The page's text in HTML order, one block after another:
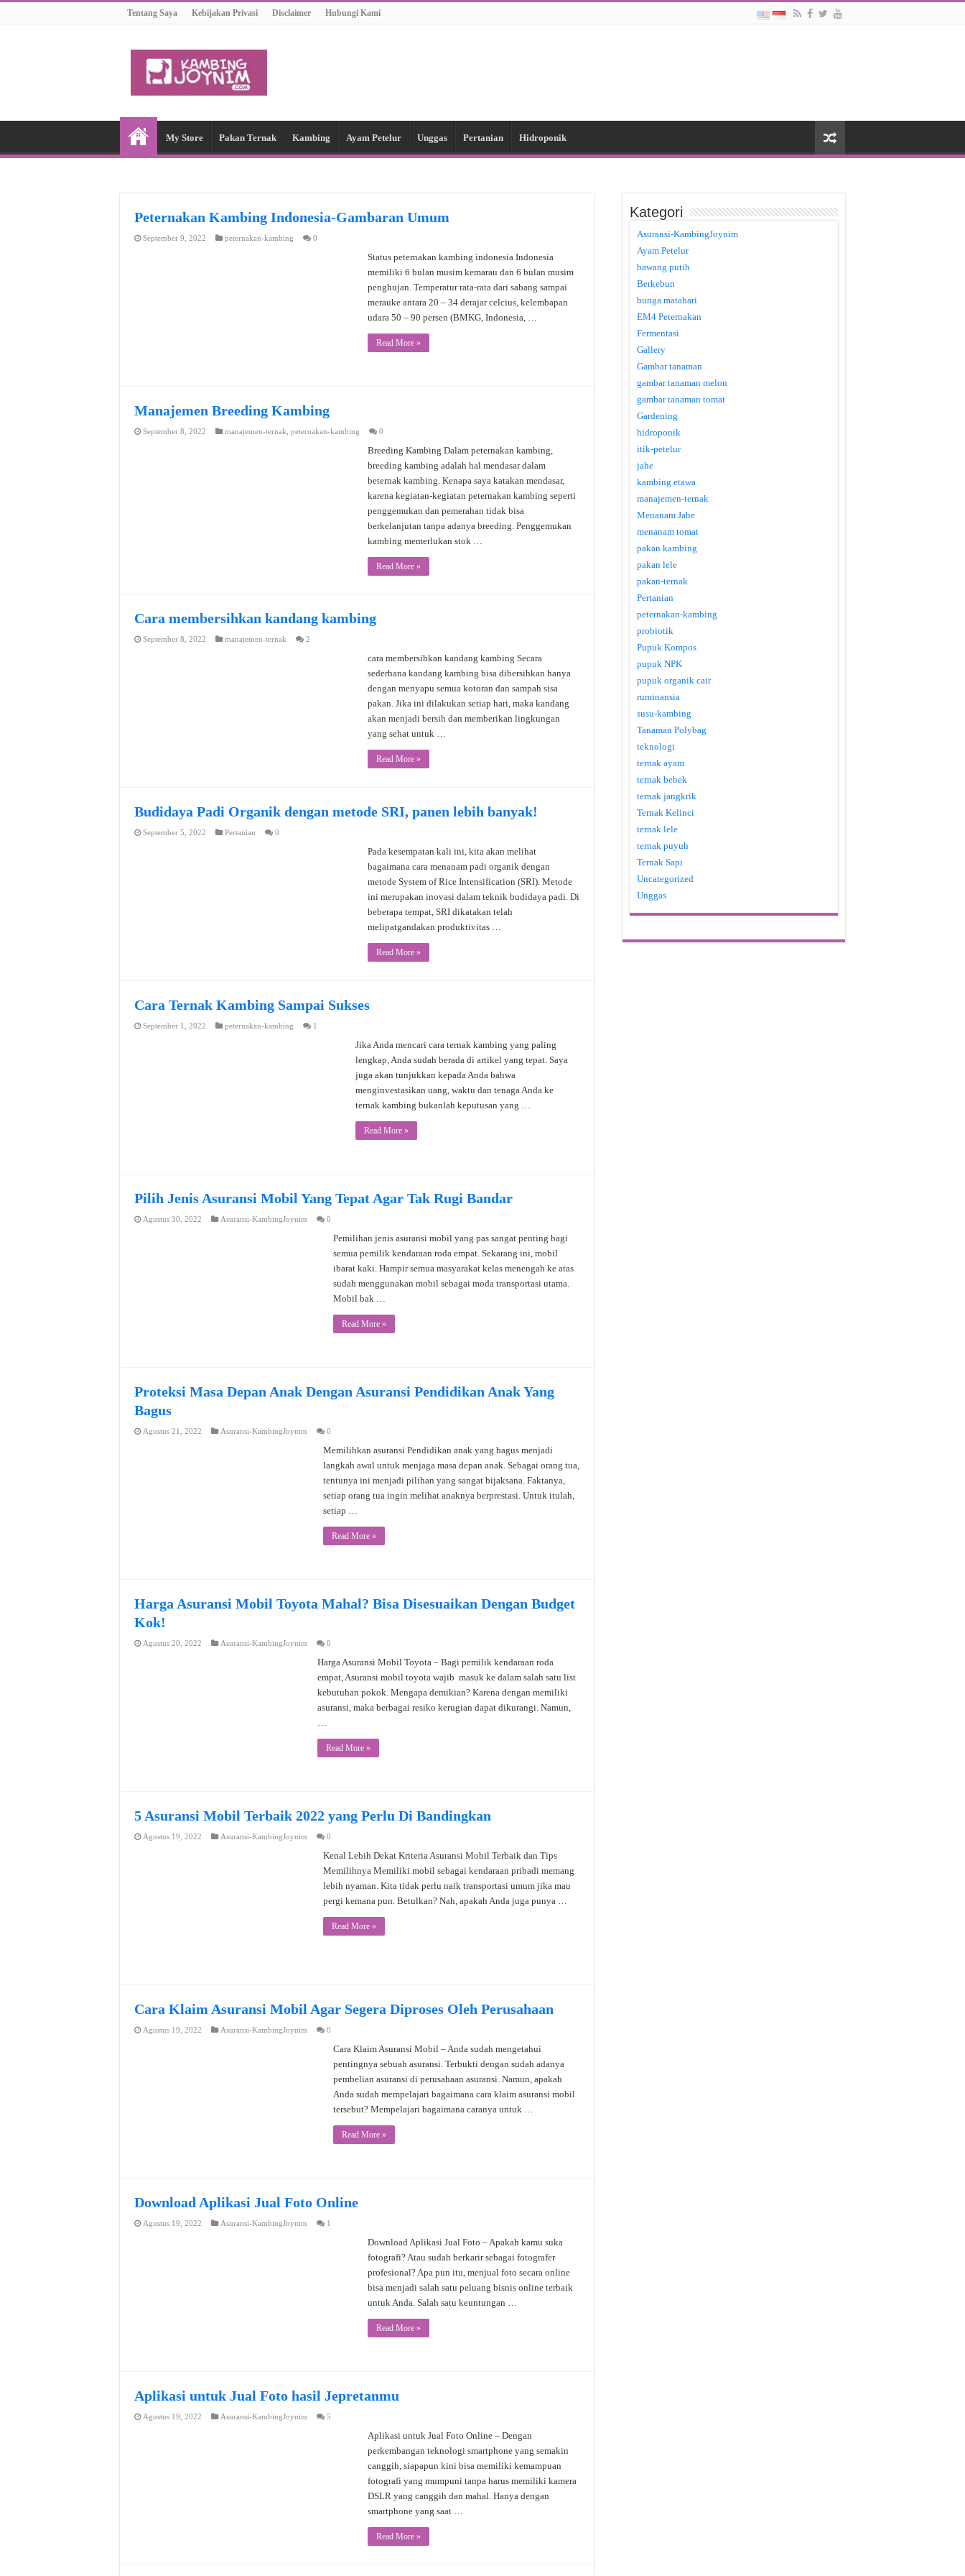
Tentang Saya Kebijakan Privasi Disclaimer Hubungi Kami
My Store Pakan Ternak Kambing Ayam Petelur Unggas Pertanian Hidroponik
Peternakan Kambing Indonesia-Gambaran Umum
September 9, 2022 peternakan-kambing 0
Status peternakan kambing indonesia Indonesia
memiliki 6 bulan musim kemarau dan 6 bulan musim
penghujan. Temperatur rata-rata dari sabang sampai
merauke antara 20 – 34 derajar celcius, kelembapan
udara 50 – 90 persen (BMKG, Indonesia, …
Read More »
Manajemen Breeding Kambing
September 8, 2022 manajemen-ternak peternakan-kambing 0
Breeding Kambing Dalam peternakan kambing,
breeding kambing adalah hal mendasar dalam
beternak kambing. Kenapa saya katakan mendasar,
karena kegiatan-kegiatan peternakan kambing seperti
penggemukan dan pemerahan tidak bisa
berkelanjutan tanpa adanya breeding. Penggemukan
kambing memerlukan stok …
Read More »
Cara membersihkan kandang kambing
September 8, 2022 manajemen-ternak 2
cara membersihkan kandang kambing Secara
sederhana kandang kambing bisa dibersihkan hanya
dengan menyapu semua kotoran dan sampah sisa
pakan. Jika ini dilakukan setiap hari, maka kandang
akan menjadi bersih dan memberikan lingkungan
yang sehat untuk …
Read More »
Budidaya Padi Organik dengan metode SRI, panen lebih banyak!
September 5, 2022 Pertanian 0
Pada kesempatan kali ini, kita akan melihat
bagaimana cara menanam padi organik dengan
metode System of Rice Intensification (SRI). Metode
ini merupakan inovasi dalam teknik budidaya padi. Di
beberapa tempat, SRI dikatakan telah
melipatgandakan produktivitas …
Read More »
Cara Ternak Kambing Sampai Sukses
September 1, 2022 peternakan-kambing 1
Jika Anda mencari cara ternak kambing yang paling
lengkap, Anda sudah berada di artikel yang tepat. Saya
juga akan tunjukkan kepada Anda bahwa
menginvestasikan uang, waktu dan tenaga Anda ke
ternak kambing bukanlah keputusan yang …
Read More »
Pilih Jenis Asuransi Mobil Yang Tepat Agar Tak Rugi Bandar
Agustus 30, 2022 Asuransi-KambingJoynim 0
Pemilihan jenis asuransi mobil yang pas sangat penting bagi
semua pemilik kendaraan roda empat. Sekarang ini, mobil
ibarat kaki. Hampir semua masyarakat kelas menengah ke atas
sudah menggunakan mobil sebagai moda transportasi utama.
Mobil bak …
Read More »
Proteksi Masa Depan Anak Dengan Asuransi Pendidikan Anak Yang
Bagus
Agustus 21, 2022 Asuransi-KambingJoynim 0
Memilihkan asuransi Pendidikan anak yang bagus menjadi
langkah awal untuk menjaga masa depan anak. Sebagai orang tua,
tentunya ini menjadi pilihan yang sangat bijaksana. Faktanya,
setiap orang tua ingin melihat anaknya berprestasi. Untuk itulah,
setiap …
Read More »
Harga Asuransi Mobil Toyota Mahal? Bisa Disesuaikan Dengan Budget
Kok!
Agustus 20, 2022 Asuransi-KambingJoynim 0
Harga Asuransi Mobil Toyota – Bagi pemilik kendaraan roda
empat, Asuransi mobil toyota wajib masuk ke dalam salah satu list
kebutuhan pokok. Mengapa demikian? Karena dengan memiliki
asuransi, maka berbagai resiko kerugian dapat dikurangi. Namun,
…
Read More »
5 Asuransi Mobil Terbaik 2022 yang Perlu Di Bandingkan
Agustus 19, 2022 Asuransi-KambingJoynim 0
Kenal Lebih Dekat Kriteria Asuransi Mobil Terbaik dan Tips
Memilihnya Memiliki mobil sebagai kendaraan pribadi memang
lebih nyaman. Kita tidak perlu naik transportasi umum jika mau
pergi kemana pun. Betulkan? Nah, apakah Anda juga punya …
Read More »
Cara Klaim Asuransi Mobil Agar Segera Diproses Oleh Perusahaan
Agustus 19, 2022 Asuransi-KambingJoynim 0
Cara Klaim Asuransi Mobil – Anda sudah mengetahui
pentingnya sebuah asuransi. Terbukti dengan sudah adanya
pembelian asuransi di perusahaan asuransi. Namun, apakah
Anda sudah mempelajari bagaimana cara klaim asuransi mobil
tersebut? Mempelajari bagaimana caranya untuk …
Read More »
Download Aplikasi Jual Foto Online
Agustus 19, 2022 Asuransi-KambingJoynim 1
Download Aplikasi Jual Foto – Apakah kamu suka
fotografi? Atau sudah berkarir sebagai fotografer
profesional? Apa pun itu, menjual foto secara online
bisa menjadi salah satu peluang bisnis online terbaik
untuk Anda. Salah satu keuntungan …
Read More »
Aplikasi untuk Jual Foto hasil Jepretanmu
Agustus 19, 2022 Asuransi-KambingJoynim 5
Aplikasi untuk Jual Foto Online – Dengan
perkembangan teknologi smartphone yang semakin
canggih, siapapun kini bisa memiliki kemampuan
fotografi yang mumpuni tanpa harus memiliki kamera
DSLR yang canggih dan mahal. Hanya dengan
smartphone yang saat …
Read More »
Kategori
Asuransi-KambingJoynim
Ayam Petelur
bawang putih
Berkebun
bunga matahari
EM4 Peternakan
Fermentasi
Gallery
Gambar tanaman
gambar tanaman melon
gambar tanaman tomat
Gardening
hidroponik
itik-petelur
jahe
kambing etawa
manajemen-ternak
Menanam Jahe
menanam tomat
pakan kambing
pakan lele
pakan-ternak
Pertanian
peternakan-kambing
probiotik
Pupuk Kompos
pupuk NPK
pupuk organik cair
ruminansia
susu-kambing
Tanaman Polybag
teknologi
ternak ayam
ternak bebek
ternak jangkrik
Ternak Kelinci
ternak lele
ternak puyuh
Ternak Sapi
Uncategorized
Unggas